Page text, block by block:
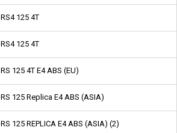
RS4 125 4T
RS4 125 4T
RS 125 4T E4 ABS (EU)
RS 125 Replica E4 ABS (ASIA)
RS 125 REPLICA E4 ABS (ASIA) (2)